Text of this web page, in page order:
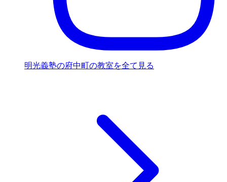
明光義塾の府中町の教室を全て見る